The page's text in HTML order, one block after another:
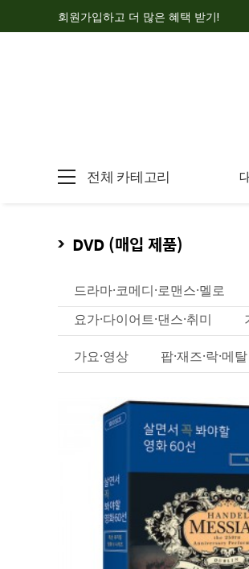
회원가입하고 더 많은 혜택 받기!
전체 카테고리
DVD (매입 제품)
드라마·코메디·로맨스·멜로
요가·다이어트·댄스·취미
가요·영상 팝·재즈·락·메탈